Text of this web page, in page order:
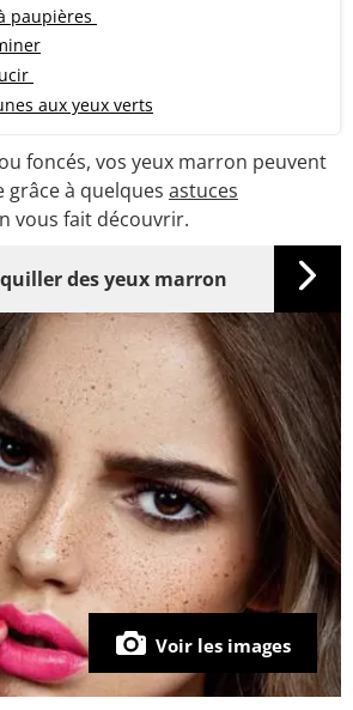
paupières
aux yeux verts
foncés, vos yeux marron peuvent
à quelques astuces
vous fait découvrir.
Voir les images
des yeux marron